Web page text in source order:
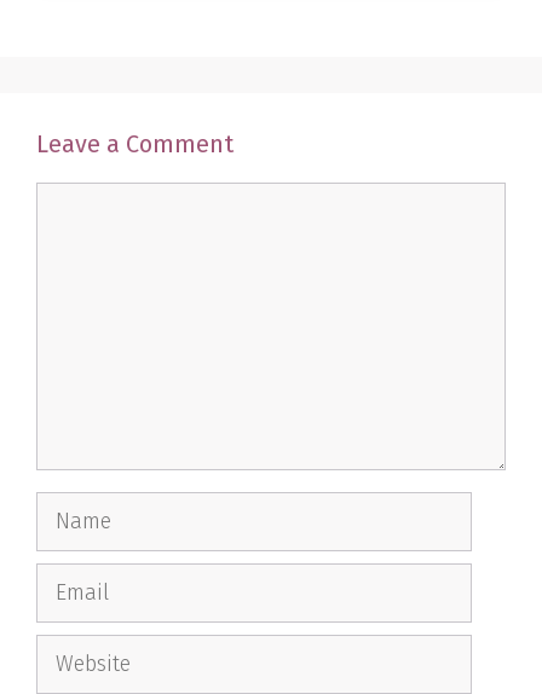
Leave a Comment
Name
Email
Website